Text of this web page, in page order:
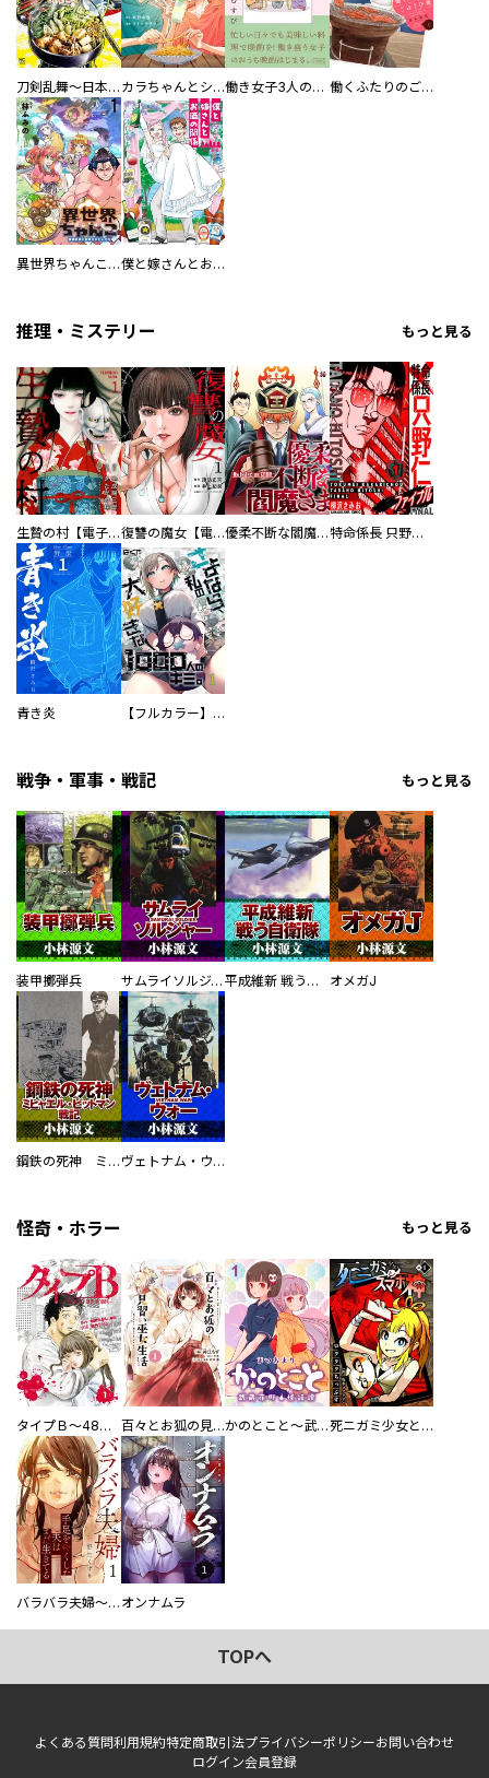
刀剣乱舞～日本号つれづれ酒～ カラちゃんとシトーさんと、 【分冊版】 働き女子3人のおうち晩酌 働くふたりのごほうび飯
異世界ちゃんこ～横綱目前に召喚されたんだが～ 【連載版】 僕と嫁さんとお酒の関係
推理・ミステリー もっと見る
生贄の村【電子単行本版】 復讐の魔女【電子単行本版】 優柔不断な閻魔さま 特命係長 只野仁ファイナル 愛蔵版
青き炎 【フルカラー】さよなら、私の大好きな１０００人のキミ。
戦争・軍事・戦記 もっと見る
装甲擲弾兵 サムライソルジャー SAMURAI SOLDIER 平成維新 戦う自衛隊 オメガJ
鋼鉄の死神 ミヒャエル・ビットマン戦記 ヴェトナム・ウォー VIETNAM WAR
怪奇・ホラー もっと見る
タイプＢ～48時間後、致死率100％～【単話】 百々とお狐の見習い巫女生活【単行本版】 かのとこと～武蔵花町怪話譚～ 【連載版】 死ニガミ少女とスマホ神
バラバラ夫婦～手足をなくした夫はまだ生きてる オンナムラ
TOPへ
よくある質問利用規約特定商取引法プライバシーポリシーお問い合わせ
ログイン会員登録